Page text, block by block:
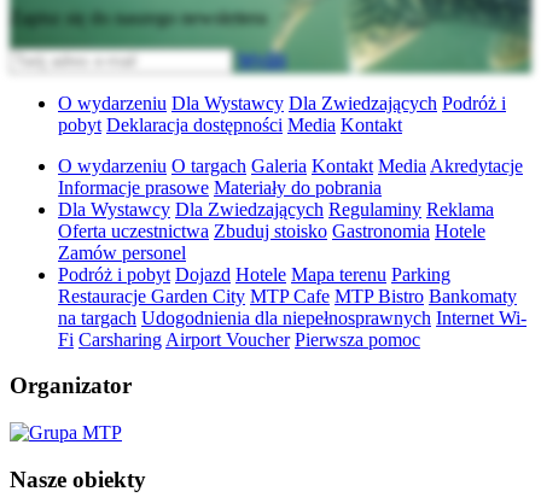
Zapisz się do naszego newslettera
Wyślij
O wydarzeniu Dla Wystawcy Dla Zwiedzających Podróż i
pobyt Deklaracja dostępności Media Kontakt
O wydarzeniu O targach Galeria Kontakt Media Akredytacje
Informacje prasowe Materiały do pobrania
Dla Wystawcy Dla Zwiedzających Regulaminy Reklama
Oferta uczestnictwa Zbuduj stoisko Gastronomia Hotele
Zamów personel
Podróż i pobyt Dojazd Hotele Mapa terenu Parking
Restauracje Garden City MTP Cafe MTP Bistro Bankomaty
na targach Udogodnienia dla niepełnosprawnych Internet Wi-
Fi Carsharing Airport Voucher Pierwsza pomoc
Organizator
Nasze obiekty